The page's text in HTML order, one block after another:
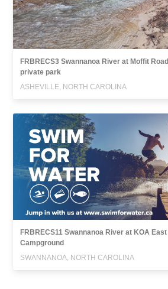
FRBRECS3 Swannanoa River at Moffit Road
private park
ASHEVILLE, NORTH CAROLINA
FRBRECS11 Swannanoa River at KOA East
Campground
SWANNANOA, NORTH CAROLINA